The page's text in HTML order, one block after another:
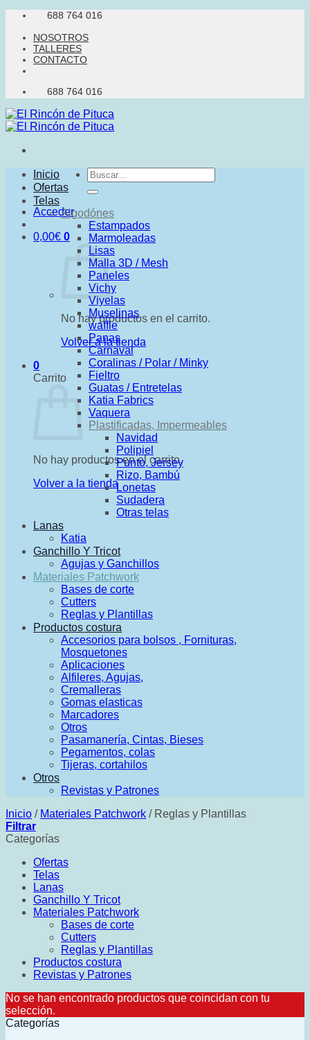
Saltar
contenido
688 764 016
NOSOTROS
TALLERES
CONTACTO
688 764 016
Buscar
por:
Acceder
0,00€ 0
No hay productos en el carrito.
Volver a la tienda
0
Carrito
No hay productos en el carrito.
Volver a la tienda
Inicio
Ofertas
Telas
Algodónes
Estampados
Marmoleadas
Lisas
Malla 3D / Mesh
Paneles
Vichy
Viyelas
Muselinas
waffle
Panas
Carnaval
Coralinas / Polar / Minky
Fieltro
Guatas / Entretelas
Katia Fabrics
Vaquera
Plastificadas, Impermeables
Navidad
Polipiel
Punto, Jersey
Rizo, Bambú
Lonetas
Sudadera
Otras telas
Lanas
Katia
Ganchillo Y Tricot
Agujas y Ganchillos
Materiales Patchwork
Bases de corte
Cutters
Reglas y Plantillas
Productos costura
Accesorios para bolsos , Fornituras,
Mosquetones
Aplicaciones
Alfileres, Agujas,
Cremalleras
Gomas elasticas
Marcadores
Otros
Pasamanería, Cintas, Bieses
Pegamentos, colas
Tijeras, cortahilos
Otros
Revistas y Patrones
Inicio / Materiales Patchwork /Reglas y Plantillas
Filtrar
Categorías
Ofertas
Telas
Lanas
Ganchillo Y Tricot
Materiales Patchwork
Bases de corte
Cutters
Reglas y Plantillas
Productos costura
Revistas y Patrones
No se han encontrado productos que coincidan con tu
selección.
Categorías